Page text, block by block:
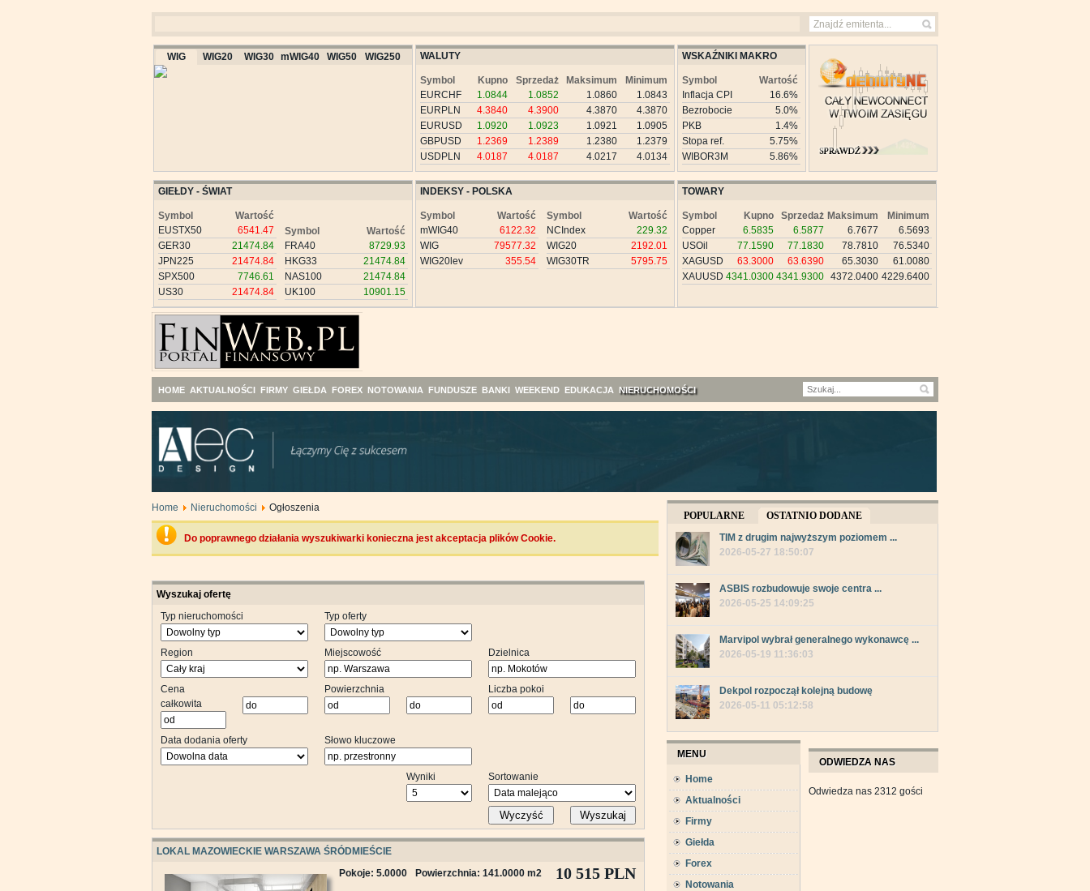
WIG WIG20 WIG30 mWIG40 WIG50 WIG250 WALUTY
Symbol Kupno Sprzedaż Maksimum
Minimum
EURCHF
1.0844 1.0852 1.0860
1.0843
EURPLN
4.3840 4.3900 4.3870
4.3870
EURUSD
1.0920 1.0923 1.0921
1.0905
GBPUSD
1.2369 1.2389 1.2380
1.2379
USDPLN
4.0187 4.0187 4.0217 4.0134
WSKAŹNIKI MAKRO
Symbol
Wartość
Inflacja CPI
16.6%
Bezrobocie
5.0%
PKB
1.4%
Stopa ref.
5.75%
WIBOR3M
5.86%
GIEŁDY - ŚWIAT
Symbol
Wartość
EUSTX50
6541.47
GER30
21474.84
JPN225
21474.84
SPX500
7746.61
US30
21474.84
Symbol
Wartość
FRA40
8729.93
HKG33
21474.84
NAS100
21474.84
UK100
10901.15
INDEKSY - POLSKA
Symbol
Wartość
mWIG40
6122.32
WIG
79577.32
WIG20lev
355.54
Symbol
Wartość
NCIndex
229.32
WIG20
2192.01
WIG30TR
5795.75
TOWARY
Symbol Kupno Sprzedaż Maksimum
Minimum
Copper
6.5835 6.5877 6.7677
6.5693
USOil
77.1590 77.1830 78.7810
76.5340
XAGUSD
63.3000 63.6390 65.3030
61.0080
XAUUSD 4341.0300 4341.9300 4372.0400 4229.6400
HOME AKTUALNOŚCI FIRMY GIEŁDA FOREX NOTOWANIA FUNDUSZE BANKI WEEKEND EDUKACJA NIERUCHOMOŚCI
Home Nieruchomości Ogłoszenia
Do poprawnego działania wyszukiwarki konieczna jest akceptacja plików Cookie.
Wyszukaj ofertę
Typ nieruchomości
Typ oferty
Region Miejscowość Dzielnica
Cena
całkowita
Powierzchnia Liczba pokoi
Data dodania oferty Słowo kluczowe
Sortowanie
Wyniki
Wyszukaj
Wyczyść
LOKAL MAZOWIECKIE WARSZAWA ŚRÓDMIEŚCIE
Pokoje: 5.0000
Powierzchnia: 141.0000 m2 10 515 PLN
POPULARNE
OSTATNIO DODANE
TIM z drugim najwyższym poziomem ...
2026-05-27 18:50:07
ASBIS rozbudowuje swoje centra ...
2026-05-25 14:09:25
Marvipol wybrał generalnego wykonawcę ...
2026-05-19 11:36:03
Dekpol rozpoczął kolejną budowę
2026-05-11 05:12:58
MENU
Home
Aktualności
Firmy
Giełda
Forex
Notowania
ODWIEDZA NAS
Odwiedza nas 2312 gości